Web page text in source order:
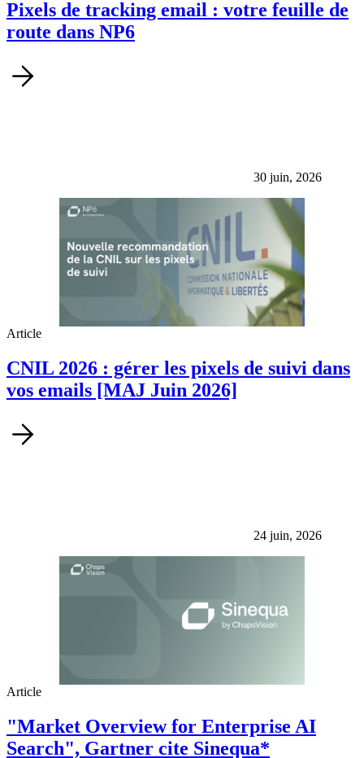
Pixels de tracking email : votre feuille de
route dans NP6
30 juin, 2026
Article
CNIL 2026 : gérer les pixels de suivi dans
vos emails [MAJ Juin 2026]
24 juin, 2026
Article
"Market Overview for Enterprise AI
Search", Gartner cite Sinequa*